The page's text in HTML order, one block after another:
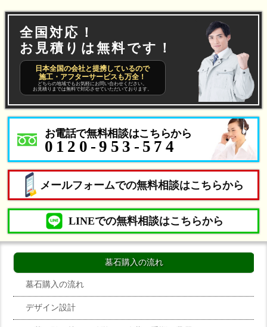
全国対応！
お見積りは無料です！
日本全国の会社と提携しているので
施工・アフターサービスも万全！
どちらの地域でもお気軽にお問い合わせください。
お見積りまでは無料で対応させていただいております。
お電話で無料相談はこちらから
0120-953-574
メールフォームでの無料相談はこちらから
LINEでの無料相談はこちらから
墓石購入の流れ
墓石購入の流れ
デザイン設計